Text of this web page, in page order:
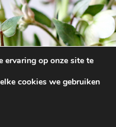
gaan je …
ervaring op onze site te
cookies we gebruiken